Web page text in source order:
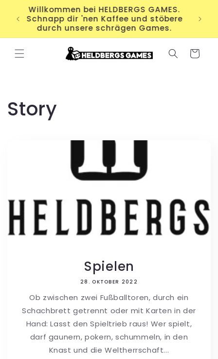
zum
Inhalt
Willkommen bei HELDBERGS GAMES.
Schnapp dir 'nen Kaffee und stöbere
durch unsere schrägen Games.
Warenkorb
Story
Spielen
28. OKTOBER 2022
Ob zwischen zwei Fußballtoren, durch ein
Schachbrett getrennt oder mit Karten in der
Hand: Lasst den Spieltrieb raus! Wer spielt,
darf gaunern, pokern, schummeln, in den
Knast und die Weltherrschaft...